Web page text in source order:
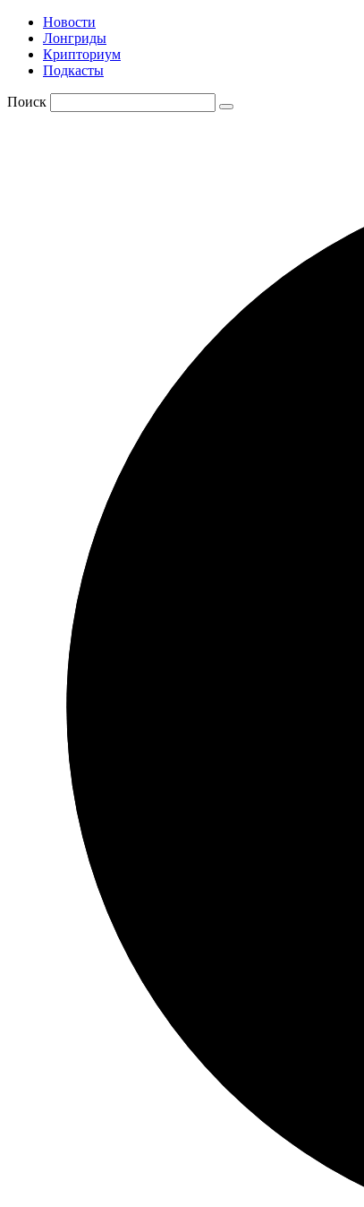
Новости
Лонгриды
Крипториум
Подкасты
Поиск